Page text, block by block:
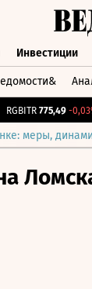
Инвестиции
775,49 -0,03%↓
меры,